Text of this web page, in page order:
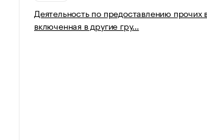
Деятельность по предоставлению прочих
включенная в другие гру…